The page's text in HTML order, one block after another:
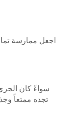
اجعل ممارسة
سواءً كان
تجده ممتعاً